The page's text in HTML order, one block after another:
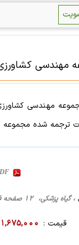
مهندسی
مهندسی
ترجمه شده مجموعه
، گیاه پزشکی، 12 صفحه فارسی تایپ شده ، 91 کیلو بایت WORD
قیمت : 1,675,000 ریال